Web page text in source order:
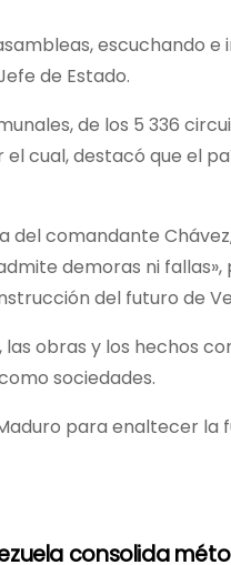
escuchando
de Estado.
de los 5 336
cual, destacó que el
del comandante
demoras ni fallas»,
del futuro de
obras y los hechos
sociedades.
para enaltecer la
consolida